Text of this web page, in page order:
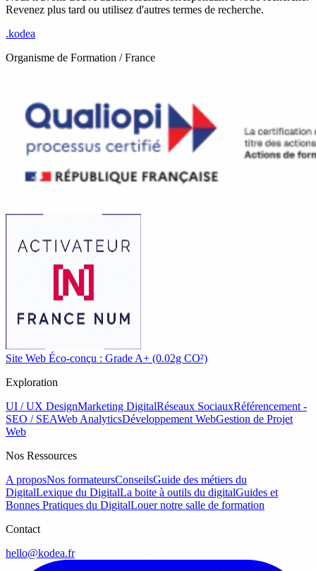
Revenez plus tard ou utilisez d'autres termes de recherche.
.kodea
Organisme de Formation / France
Site Web Éco-conçu : Grade A+ (0.02g CO²)
Exploration
UI / UX DesignMarketing DigitalRéseaux SociauxRéférencement -
SEO / SEAWeb AnalyticsDéveloppement WebGestion de Projet
Web
Nos Ressources
A proposNos formateursConseilsGuide des métiers du
DigitalLexique du DigitalLa boite à outils du digitalGuides et
Bonnes Pratiques du DigitalLouer notre salle de formation
Contact
hello@kodea.fr